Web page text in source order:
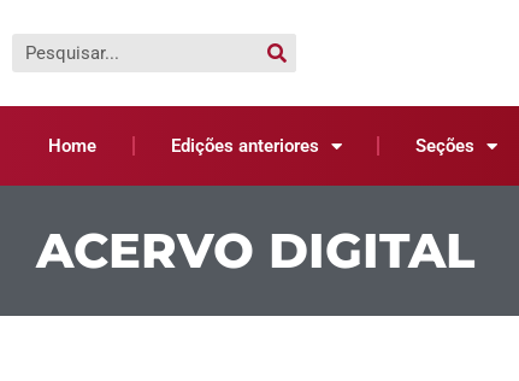
Home Edições anteriores Seções
ACERVO DIGITAL